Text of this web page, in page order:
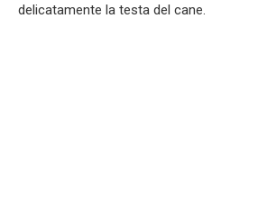
delicatamente la testa del cane.